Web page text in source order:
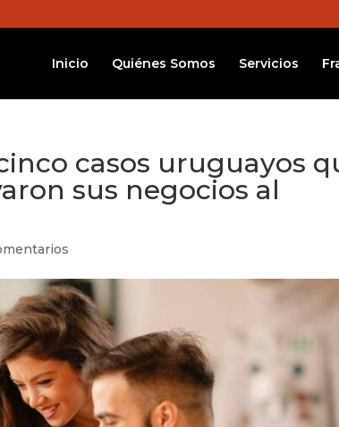
Inicio Quiénes Somos Servicios
casos uruguayos
sus negocios al